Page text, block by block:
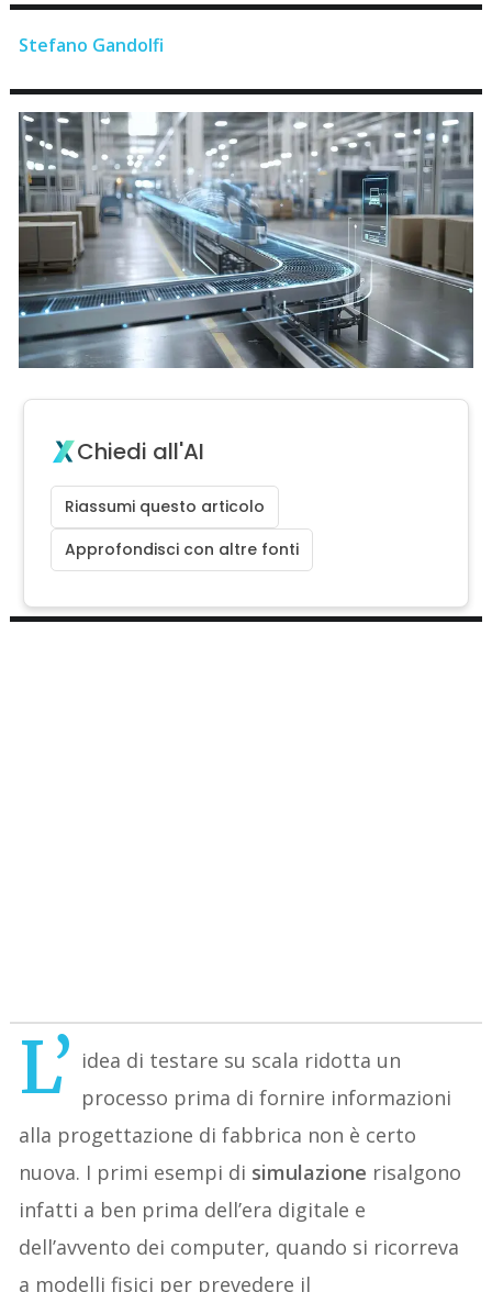
Stefano Gandolfi
Chiedi all'AI
Riassumi questo articolo
Approfondisci con altre fonti
L’ idea di testare su scala ridotta un
processo prima di fornire informazioni
alla progettazione di fabbrica non è certo
nuova. I primi esempi di simulazione risalgono
infatti a ben prima dell’era digitale e
dell’avvento dei computer, quando si ricorreva
a modelli fisici per prevedere il